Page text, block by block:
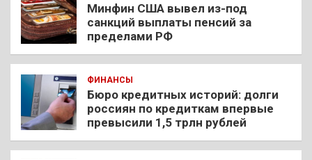
Минфин США вывел из-под
санкций выплаты пенсий за
пределами РФ
ФИНАНСЫ
Бюро кредитных историй: долги
россиян по кредиткам впервые
превысили 1,5 трлн рублей